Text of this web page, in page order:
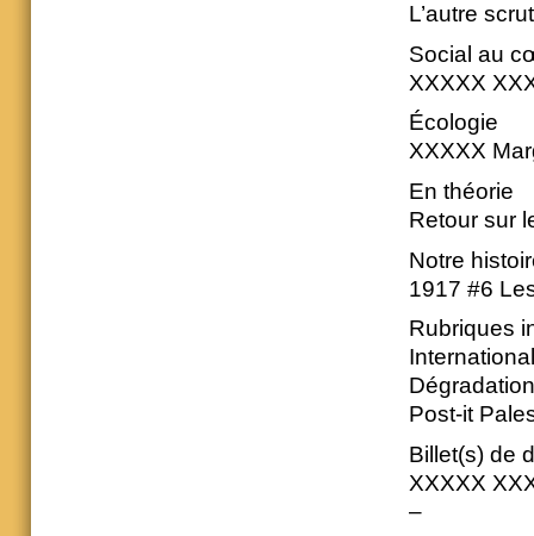
L’autre
Social au
XXXXX
Écologie
XXXXX
En théorie
Retour sur
Notre
1917 #6
Rubriques
Post-it
Billet(s) de
XXXXX
–